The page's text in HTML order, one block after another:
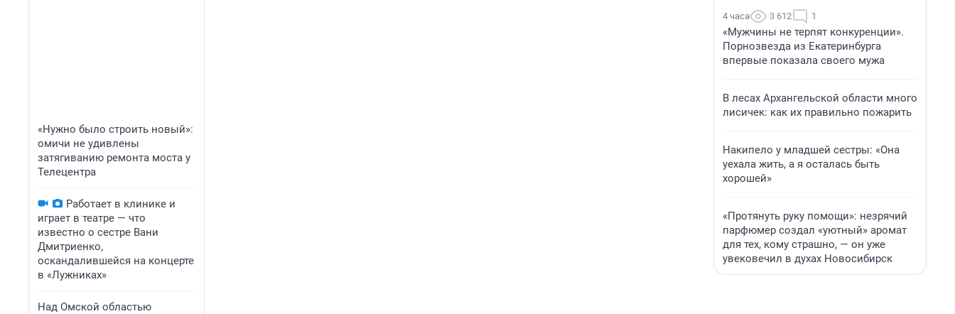
«Нужно было строить новый»:
омичи не удивлены
затягиванию ремонта моста у
Телецентра
Работает в клинике и
играет в театре — что
известно о сестре Вани
Дмитриенко,
оскандалившейся на концерте
в «Лужниках»
Над Омской областью
4 часа 3 612 1
«Мужчины не терпят конкуренции».
Порнозвезда из Екатеринбурга
впервые показала своего мужа
В лесах Архангельской области много
лисичек: как их правильно пожарить
Накипело у младшей сестры: «Она
уехала жить, а я осталась быть
хорошей»
«Протянуть руку помощи»: незрячий
парфюмер создал «уютный» аромат
для тех, кому страшно, — он уже
увековечил в духах Новосибирск